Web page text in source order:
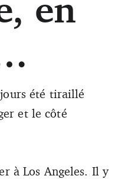
été tiraillé
et le côté
à Los Angeles. Il y